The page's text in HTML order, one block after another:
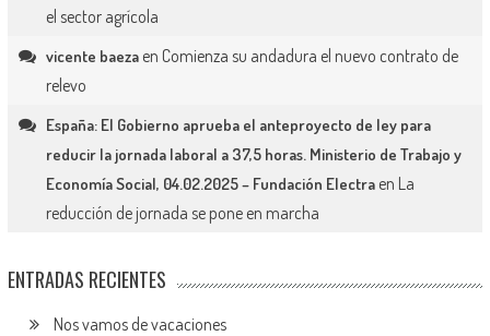
el sector agrícola
vicente baezaen Comienza su andadura el nuevo contrato de
relevo
España: El Gobierno aprueba el anteproyecto de ley para
reducir la jornada laboral a 37,5 horas. Ministerio de Trabajo y
Economía Social, 04.02.2025 – Fundación Electraen La
reducción de jornada se pone en marcha
ENTRADAS RECIENTES
Nos vamos de vacaciones